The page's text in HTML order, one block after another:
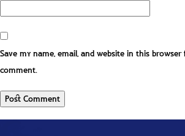
Save my name, email, and website in this
comment.